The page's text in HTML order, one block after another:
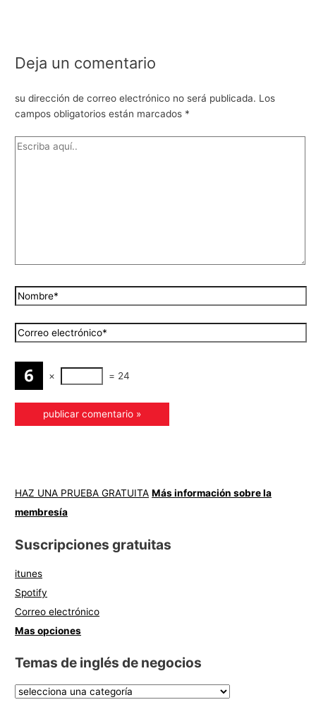
Deja un comentario
su dirección de correo electrónico no será publicada. Los
campos obligatorios están marcados *
× = 24
HAZ UNA PRUEBA GRATUITA Más información sobre la
membresía
Suscripciones gratuitas
itunes
Spotify
Correo electrónico
Mas opciones
Temas de inglés de negocios